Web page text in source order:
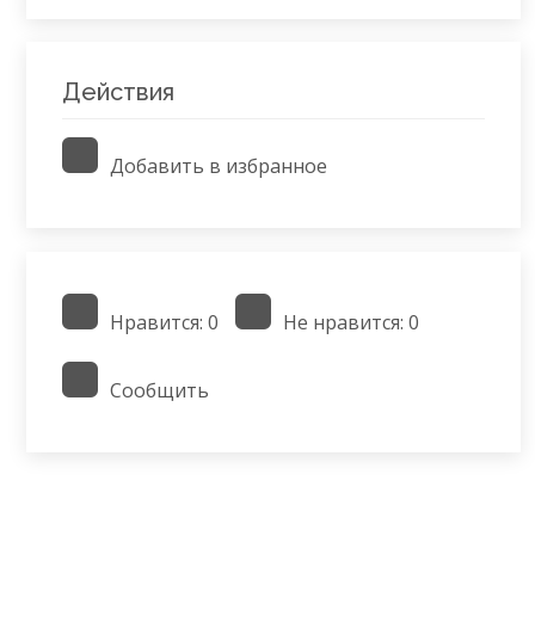
Действия
Добавить в избранное
Нравится: 0 Не нравится: 0
Сообщить